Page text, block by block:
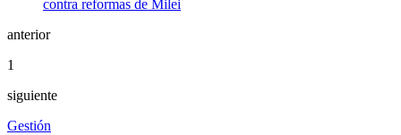
anterior
1
siguiente
Gestión